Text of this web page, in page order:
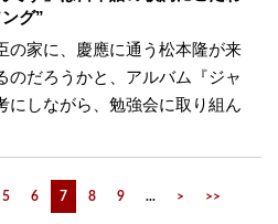
グ”
の家に、慶應に通う松本隆が来
のだろうかと、アルバム『ジャ
にしながら、勉強会に取り組ん
5 6 7 8 9 ... > >>